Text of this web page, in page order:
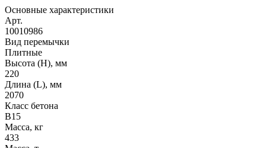
Основные характеристики
Арт.
10010986
Вид перемычки
Плитные
Высота (H), мм
220
Длина (L), мм
2070
Класс бетона
B15
Масса, кг
433